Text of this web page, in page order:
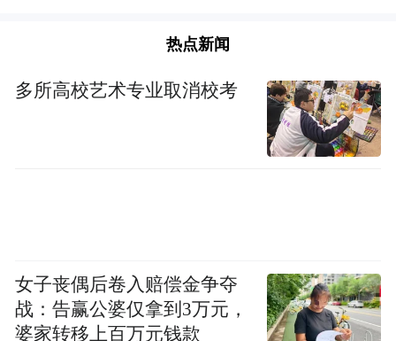
热点新闻
多所高校艺术专业取消校考
女子丧偶后卷入赔偿金争夺
战：告赢公婆仅拿到3万元，
婆家转移上百万元钱款